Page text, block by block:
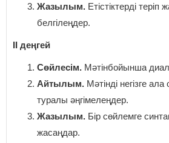
Жазылым. Етістіктерді
белгілеңдер.
II деңгей
Сөйлесім. Мәтінбойынша
Айтылым. Мәтінді негізге
туралы әңгімелеңдер.
Жазылым. Бір сөйлемге
жасаңдар.